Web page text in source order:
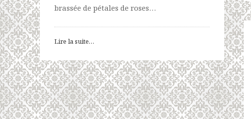
brassée de pétales de roses…
Lire la suite…